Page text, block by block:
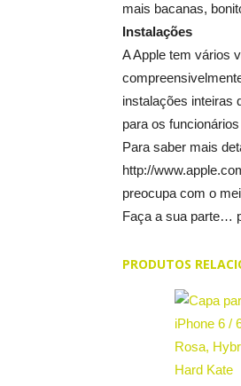
mais bacanas,
Instalações
A Apple tem vários
instalações inteiras
para os
Para saber mais
http://
preocupa com o
Faça a sua parte…
PRODUTOS